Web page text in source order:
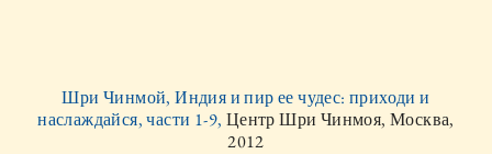
Шри Чинмой, Индия и пир ее чудес: приходи и
наслаждайся, части 1-9, Центр Шри Чинмоя, Москва,
2012